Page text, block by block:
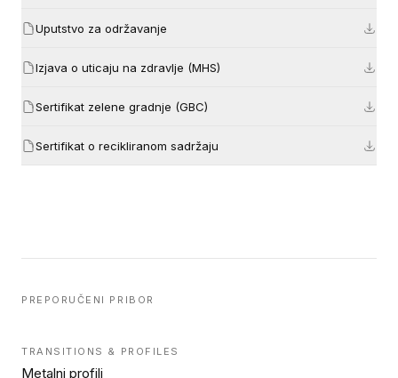
Uputstvo za održavanje
Izjava o uticaju na zdravlje (MHS)
Sertifikat zelene gradnje (GBC)
Sertifikat o recikliranom sadržaju
PREPORUČENI PRIBOR
TRANSITIONS & PROFILES
Metalni profili